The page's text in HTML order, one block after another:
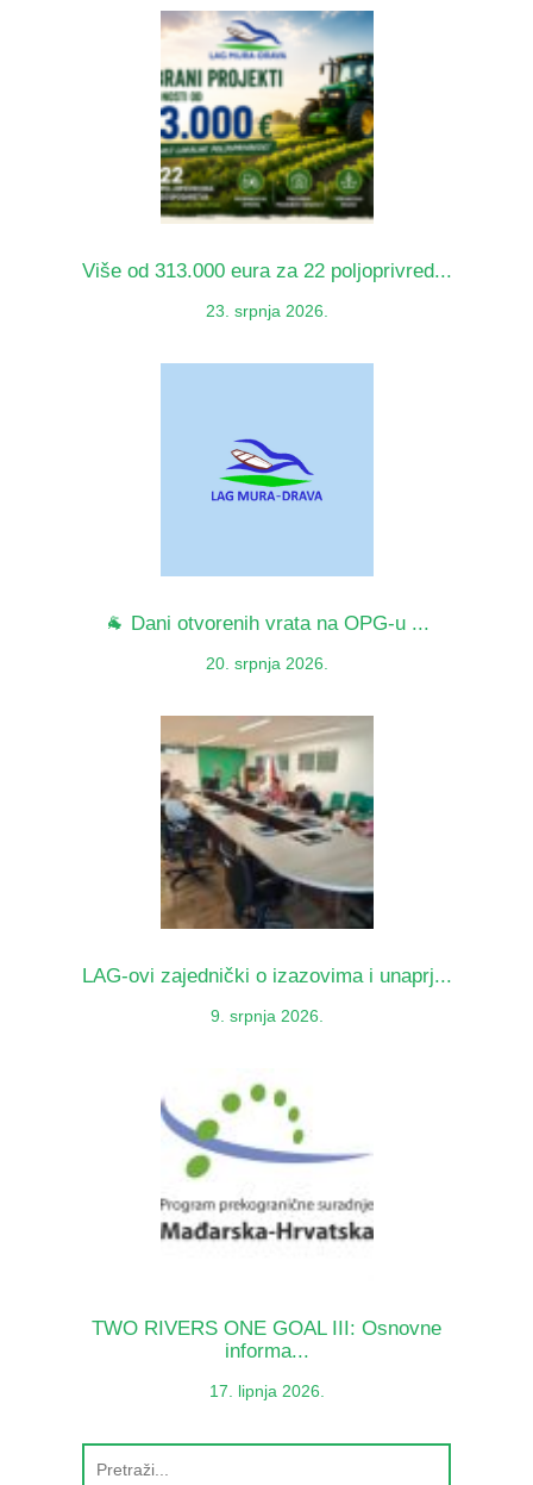
Više od 313.000 eura za 22 poljoprivred...
23. srpnja 2026.
🐐 Dani otvorenih vrata na OPG-u ...
20. srpnja 2026.
LAG-ovi zajednički o izazovima i unaprj...
9. srpnja 2026.
TWO RIVERS ONE GOAL III: Osnovne
informa...
17. lipnja 2026.